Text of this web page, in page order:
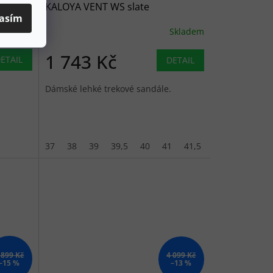
-
KALOYA VENT WS slate
Skladem
1 743 Kč DETAIL
Dámské lehké trekové sandále.
37 38 39 39,5 40 41 41,5
Kč
%
4 099 Kč
–13 %